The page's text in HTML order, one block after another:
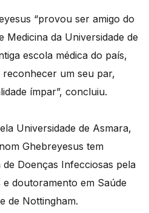
“provou ser amigo do
Medicina da Universidade de
escola médica do país,
reconhecer um seu par,
ímpar”, concluiu.
Universidade de Asmara,
Ghebreyesus tem
Doenças Infecciosas pela
doutoramento em Saúde
de Nottingham.